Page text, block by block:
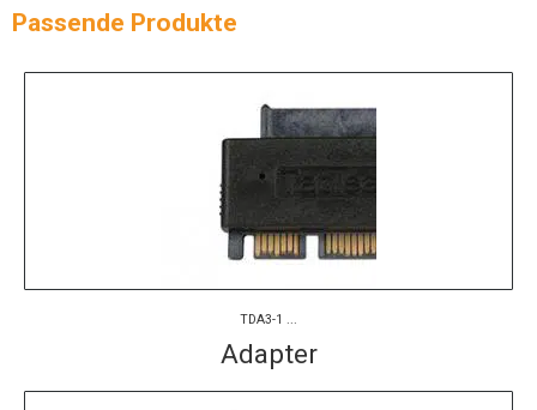
Passende Produkte
TDA3-1 ...
Adapter